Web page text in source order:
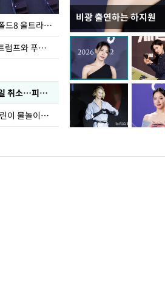
삼성전자, 7일부터 갤럭시 Z 폴드8 울트라·폴드8·플립8 출시
기저귀 찬 채 지구 갖고 노는 트럼프와 푸틴 형상 미로
폭염중대경보에 프로야구 연일 취소…피칭 연습장 '52도'
안전기준 부적합 해외직구 어린이 물놀이용품 판매 중단 요청한 서울시
비광 출연하는 하지원
이재명 대통령, "수사
선 다해 강구해야"